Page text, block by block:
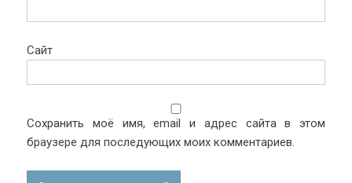
Сайт
Сохранить моё имя, email и адрес сайта в этом
браузере для последующих моих комментариев.